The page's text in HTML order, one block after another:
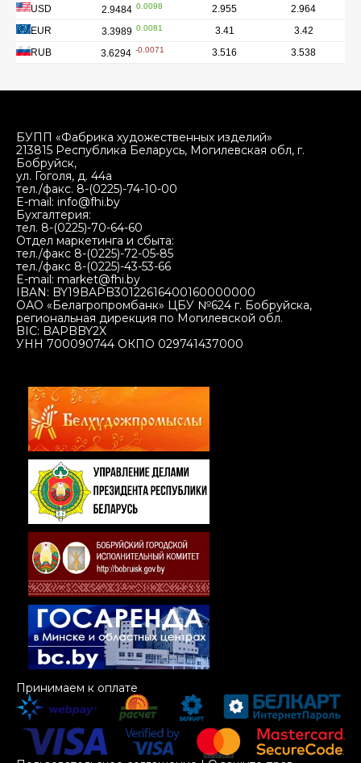
БУПП «Фабрика художественных изделий»
213815 Республика Беларусь, Могилевская обл, г.
Бобруйск,
ул. Гоголя, д. 44а
тел./факс. 8-(0225)-74-10-00
E-mail: info@fhi.by
Бухгалтерия:
тел. 8-(0225)-70-64-60
Отдел маркетинга и сбыта:
тел./факс 8-(0225)-72-05-85
тел./факс 8-(0225)-43-53-66
E-mail: market@fhi.by
IBAN: BY19BAPB30122616400160000000
ОАО «Белагропромбанк» ЦБУ №624 г. Бобруйска,
региональная дирекция по Могилевской обл.
BIC: BAPBBY2X
УНН 700090744 ОКПО 029741437000
Принимаем к оплате